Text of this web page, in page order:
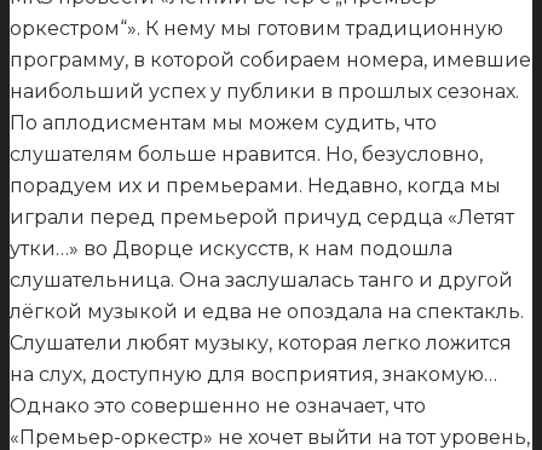
оркестром“». К нему мы готовим традиционную
программу, в которой собираем номера, имевшие
наибольший успех у публики в прошлых сезонах.
По аплодисментам мы можем судить, что
слушателям больше нравится. Но, безусловно,
порадуем их и премьерами. Недавно, когда мы
играли перед премьерой причуд сердца «Летят
утки…» во Дворце искусств, к нам подошла
слушательница. Она заслушалась танго и другой
лёгкой музыкой и едва не опоздала на спектакль.
Слушатели любят музыку, которая легко ложится
на слух, доступную для восприятия, знакомую…
Однако это совершенно не означает, что
«Премьер-оркестр» не хочет выйти на тот уровень,